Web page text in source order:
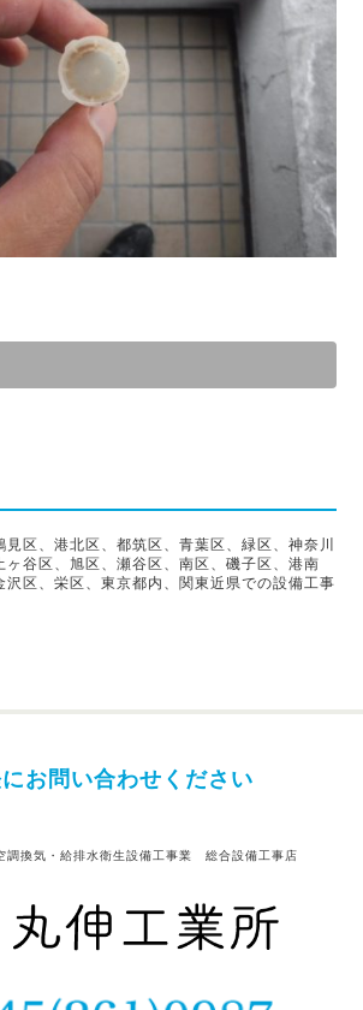
区、港北区、都筑区、青葉区、緑区、神奈川
ヶ谷区、旭区、瀬谷区、南区、磯子区、港南
沢区、栄区、東京都内、関東近県での設備工事
お問い合わせください
換気・給排水衛生設備工事業 総合設備工事店